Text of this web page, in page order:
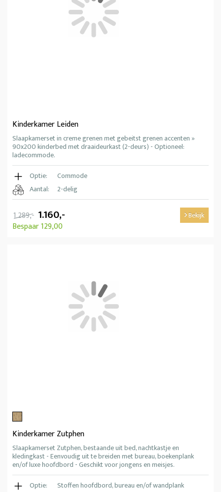
Kinderkamer Leiden
Slaapkamerset in creme grenen met gebeitst grenen accenten »
90x200 kinderbed met draaideurkast (2-deurs) - Optioneel:
ladecommode.
Optie:
Commode
Aantal:
2-delig
1.289,- 1.160,-
Bespaar 129,00
Bekijk
Kinderkamer Zutphen
Slaapkamerset Zutphen, bestaande uit bed, nachtkastje en
kledingkast - Eenvoudig uit te breiden met bureau, boekenplank
en/of luxe hoofdbord - Geschikt voor jongens en meisjes.
Optie:
Stoffen hoofdbord, bureau en/of wandplank